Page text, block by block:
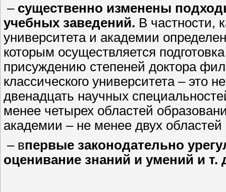
– существенно изменены
учебных заведений. В частности,
университета и академии
которым осуществляется
присуждению степеней доктора
классического университета – это
двенадцать научных
менее четырех областей
академии – не менее двух
– впервые законодательно
оценивание знаний и умений и т.